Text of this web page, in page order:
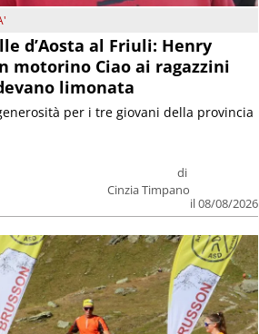
d’Aosta al Friuli: Henry
motorino Ciao ai ragazzini
limonata
di
Cinzia Timpano
il 08/08/2026
per i tre giovani della provincia